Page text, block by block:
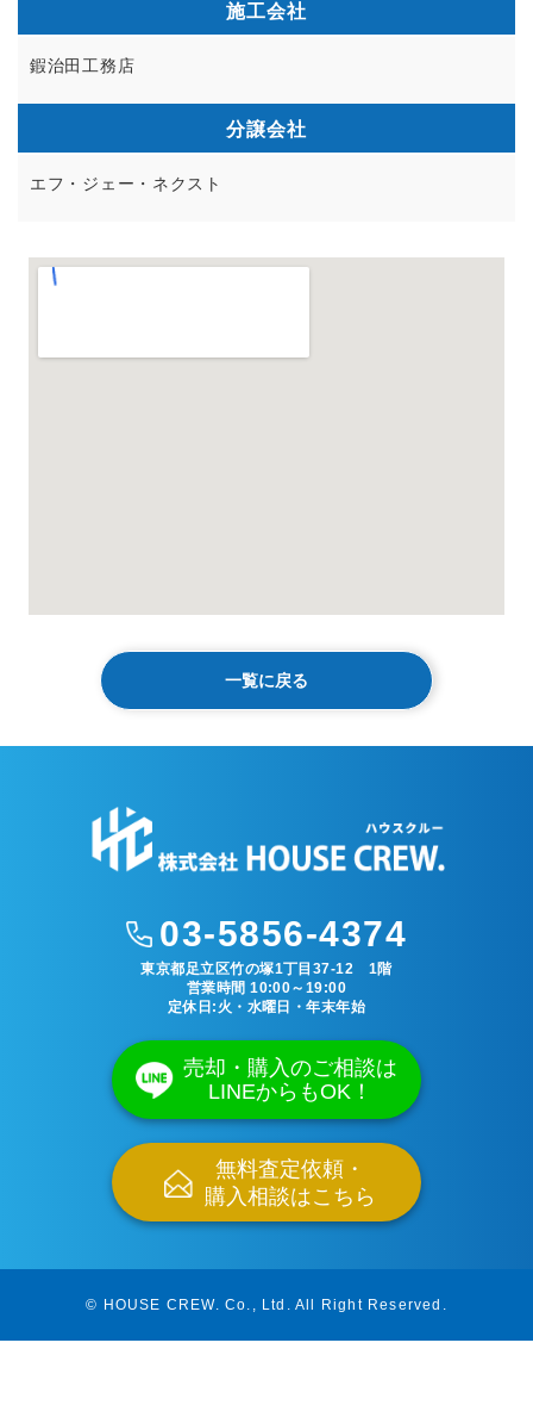
施工会社
鍜治田工務店
分譲会社
エフ・ジェー・ネクスト
一覧に戻る
03-5856-4374
東京都足立区竹の塚1丁目37-12 1階
営業時間 10:00～19:00
定休日:火・水曜日・年末年始
売却・購入のご相談は
LINEからもOK！
無料査定依頼・
購入相談はこちら
© HOUSE CREW. Co., Ltd. All Right Reserved.